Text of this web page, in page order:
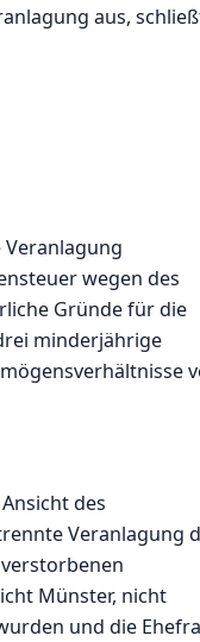
aus,
wegen des
Gründe für die
minderjährige
des
Veranlagung
Münster, nicht
und die